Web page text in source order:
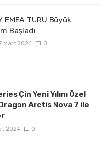
EMEA TURU Büyük
Başladı
Mart 2024 0
Çin Yeni Yılını Özel
Arctis Nova 7 ile
2024 0